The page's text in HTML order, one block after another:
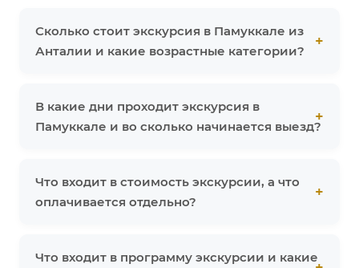
Сколько стоит экскурсия в Памуккале из
Анталии и какие возрастные категории?
В какие дни проходит экскурсия в
Памуккале и во сколько начинается выезд?
Что входит в стоимость экскурсии, а что
оплачивается отдельно?
Что входит в программу экскурсии и какие